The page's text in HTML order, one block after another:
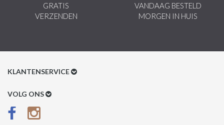
GRATIS
VERZENDEN
VANDAAG BESTELD
MORGEN IN HUIS
KLANTENSERVICE
Klantenservice
Betaalmethoden
VOLG ONS